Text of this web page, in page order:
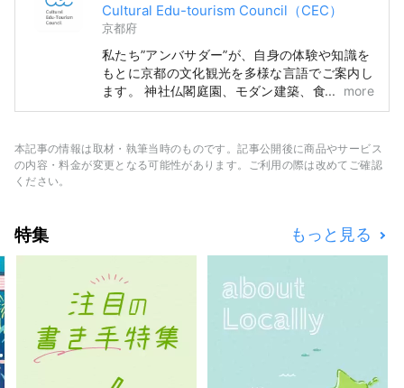
Cultural Edu-tourism Council（CEC）
京都府
私たち”アンバサダー”が、自身の体験や知識を
もとに京都の文化観光を多様な言語でご案内し
ます。 神社仏閣庭園、モダン建築、食文化、
伝統芸能などの知識と体験、現地での出会いな
のコースから、オーダーメイドの特別な1日コ
ースまでリクエストにお応えし、京都での忘れ
化を存分に楽しんでいただける企画まで、スペ
シャルな体験をご提供いたします。
more
本記事の情報は取材・執筆当時のものです。記事公開後に商品やサービス
の内容・料金が変更となる可能性があります。ご利用の際は改めてご確認
ください。
特集 もっと見る